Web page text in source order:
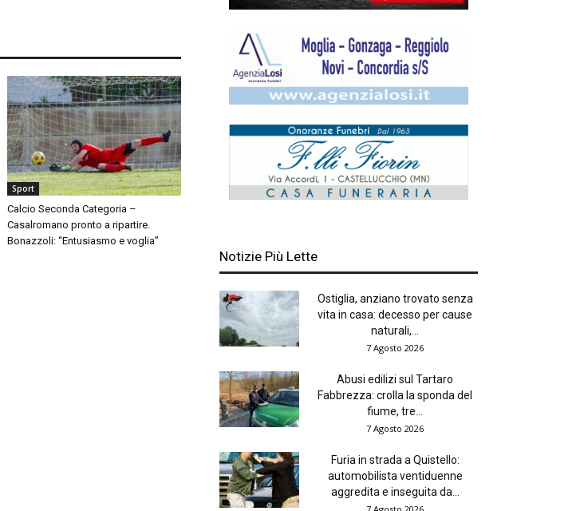
Sport
Calcio Seconda Categoria –
Casalromano pronto a ripartire.
Bonazzoli: “Entusiasmo e voglia”
Notizie Più Lette
Ostiglia, anziano trovato senza
vita in casa: decesso per cause
naturali,...
7 Agosto 2026
Abusi edilizi sul Tartaro
Fabbrezza: crolla la sponda del
fiume, tre...
7 Agosto 2026
Furia in strada a Quistello:
automobilista ventiduenne
aggredita e inseguita da...